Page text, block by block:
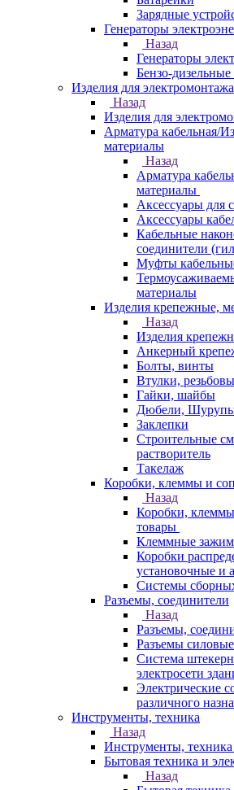
Зарядные
Генераторы
Назад
Генераторы
Бензо-
Изделия для электромонтажа
Назад
Изделия для
Арматура кабельная/
материалы
Назад
Арматура
материалы
Аксессуары для
Аксессуары
Кабельные
соединители
Муфты
материалы
Изделия крепежные,
Назад
Изделия
Анкерный
Болты, винты
Втулки,
Гайки, шайбы
Дюбели,
Заклепки
Строительные
растворитель
Такелаж
Коробки, клеммы и
Назад
Коробки,
товары
Клеммные
Коробки
установочные и
Системы
Разъемы, соединители
Назад
Разъемы,
Разъемы силовые
Система
электросети
Электрические
различного
Инструменты, техника
Назад
Инструменты, техника
Бытовая техника и
Назад